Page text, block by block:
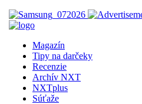
Magazín
Tipy na darčeky
Recenzie
Archív NXT
NXTplus
Súťaže